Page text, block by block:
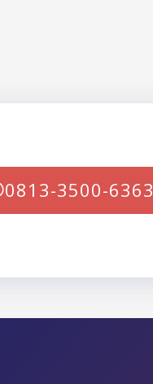
0813-3500-6363